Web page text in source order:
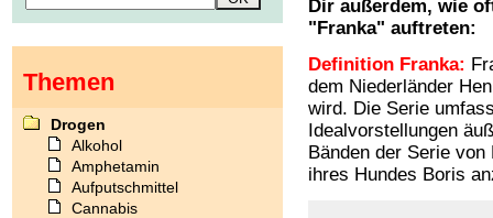
Dir außerdem, wie
" Franka" auftreten:
Definition Franka:
dem Niederländer
wird. Die Serie
Idealvorstellungen
Bänden der Serie
ihres Hundes Boris
Themen
Drogen
Alkohol
Amphetamin
Aufputschmittel
Cannabis